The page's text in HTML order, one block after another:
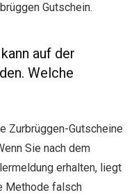
Gutschein.
auf der
Welche
Zurbrüggen-Gutscheine
Sie nach dem
erhalten, liegt
Methode falsch